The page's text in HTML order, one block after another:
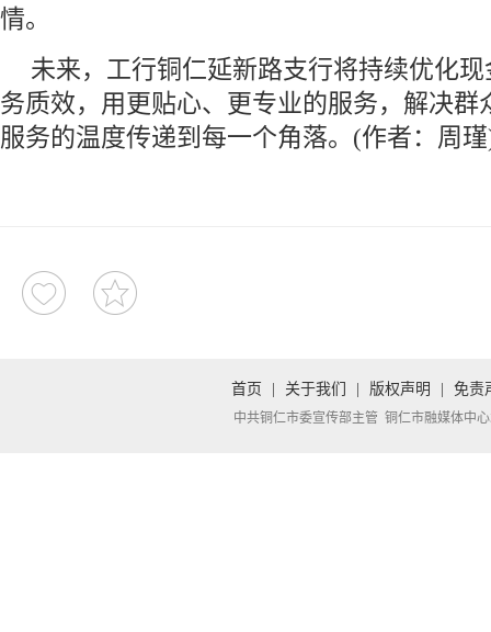
情。
未来，工行铜仁延新路支行将持续优化
务质效，用更贴心、更专业的服务，解决群
服务的温度传递到每一个角落。(作者：周
首页 关于我们 版权声明 免责
中共铜仁市委宣传部主管 铜仁市融媒体中心